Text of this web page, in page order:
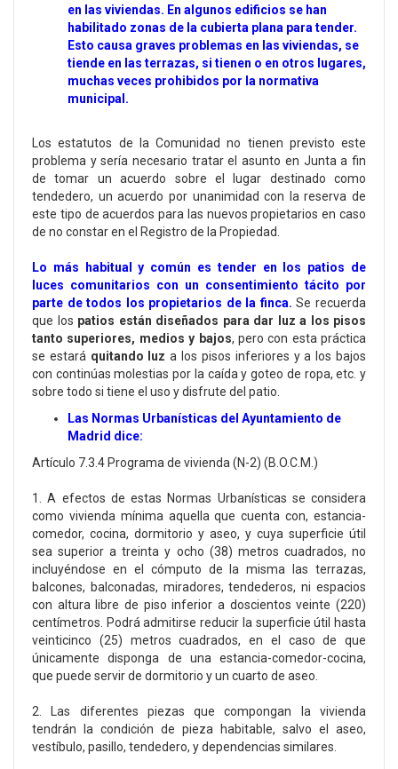
en las viviendas. En algunos edificios se han
habilitado zonas de la cubierta plana para tender.
Esto causa graves problemas en las viviendas, se
tiende en las terrazas, si tienen o en otros lugares,
muchas veces prohibidos por la normativa
municipal.
Los estatutos de la Comunidad no tienen previsto este
problema y sería necesario tratar el asunto en Junta a fin
de tomar un acuerdo sobre el lugar destinado como
tendedero, un acuerdo por unanimidad con la reserva de
este tipo de acuerdos para las nuevos propietarios en caso
de no constar en el Registro de la Propiedad.
Lo más habitual y común es tender en los patios de
luces comunitarios con un consentimiento tácito por
parte de todos los propietarios de la finca.Se recuerda
que los patios están diseñados para dar luz a los pisos
tanto superiores, medios y bajos, pero con esta práctica
se estará quitando luz a los pisos inferiores y a los bajos
con continúas molestias por la caída y goteo de ropa, etc. y
sobre todo si tiene el uso y disfrute del patio.
Las Normas Urbanísticas del Ayuntamiento de
Madrid dice:
Artículo 7.3.4 Programa de vivienda (N-2) (B.O.C.M.)
1. A efectos de estas Normas Urbanísticas se considera
como vivienda mínima aquella que cuenta con, estancia-
comedor, cocina, dormitorio y aseo, y cuya superficie útil
sea superior a treinta y ocho (38) metros cuadrados, no
incluyéndose en el cómputo de la misma las terrazas,
balcones, balconadas, miradores, tendederos, ni espacios
con altura libre de piso inferior a doscientos veinte (220)
centímetros. Podrá admitirse reducir la superficie útil hasta
veinticinco (25) metros cuadrados, en el caso de que
únicamente disponga de una estancia-comedor-cocina,
que puede servir de dormitorio y un cuarto de aseo.
2. Las diferentes piezas que compongan la vivienda
tendrán la condición de pieza habitable, salvo el aseo,
vestíbulo, pasillo, tendedero, y dependencias similares.